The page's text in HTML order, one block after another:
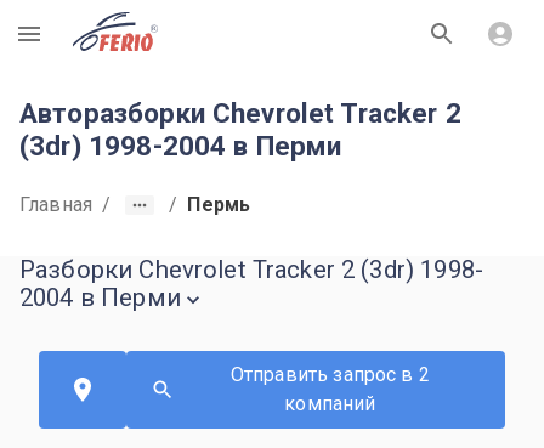
R
Авторазборки Chevrolet Tracker 2
(3dr) 1998-2004 в Перми
Главная / / Пермь
Разборки Chevrolet Tracker 2 (3dr) 1998-
2004 в Перми
Отправить запрос в 2
компаний